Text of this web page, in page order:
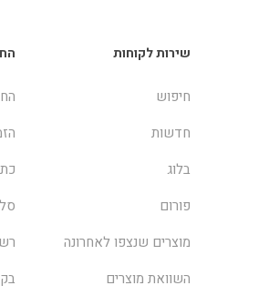
שירות לקוחות
חיפוש
חדשות
בלוג
פורום
מוצרים שנצפו לאחרונה
השוואת מוצרים